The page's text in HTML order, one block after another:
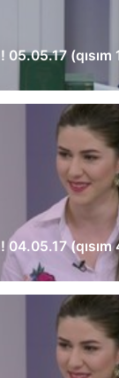
05.05.17 (qısım
04.05.17 (qısım